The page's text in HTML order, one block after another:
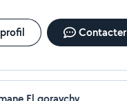
Contacter